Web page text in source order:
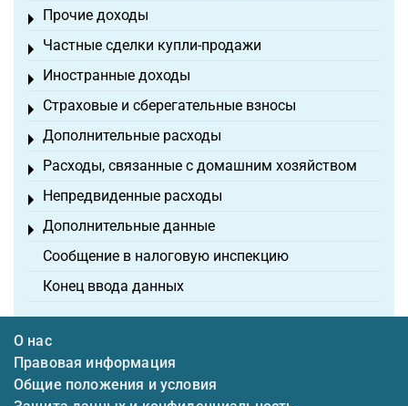
Прочие доходы
Toggle menu
Частные сделки купли-продажи
Toggle menu
Иностранные доходы
Toggle menu
Страховые и сберегательные взносы
Toggle menu
Дополнительные расходы
Toggle menu
Расходы, связанные с домашним хозяйством
Toggle menu
Непредвиденные расходы
Toggle menu
Дополнительные данные
Toggle menu
Сообщение в налоговую инспекцию
Конец ввода данных
О нас
Правовая информация
Общие положения и условия